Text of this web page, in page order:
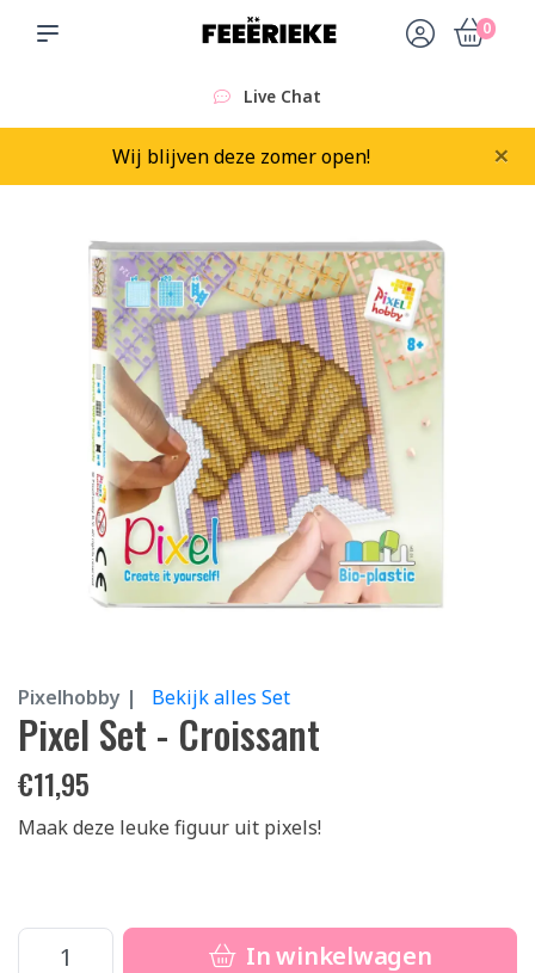
0
Live Chat
Wij blijven deze zomer open! ×
Pixelhobby | Bekijk alles Set
Pixel Set - Croissant
€11,95
Maak deze leuke figuur uit pixels!
In winkelwagen